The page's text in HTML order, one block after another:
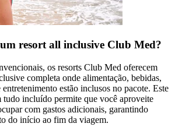
resort all inclusive Club Med?
os resorts Club Med oferecem
completa onde alimentação, bebidas,
estão inclusos no pacote. Este
tudo incluído permite que você aproveite
com gastos adicionais, garantindo
do início ao fim da viagem.